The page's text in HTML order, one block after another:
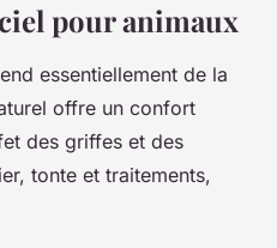
pour animaux
essentiellement de la
offre un confort
des griffes et des
tonte et traitements,